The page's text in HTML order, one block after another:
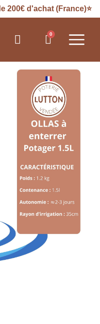
200€ d'achat (France)⭐